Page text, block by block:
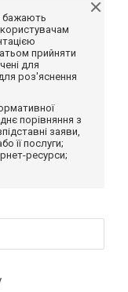
бажають
прийняти
для
роз'яснення
порівняння з
заяви,
її послуги;
ресурси;